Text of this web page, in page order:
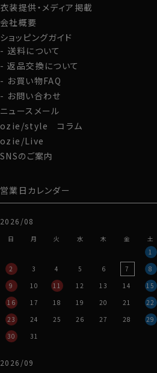
◆ZQメリノとは？
ZQメリノは、
ル。
世界の羊毛生産量の1%未満しか認
REDA ACTIVEの下げ札にも「ZQ認
います。
衣装提供・メディア掲載
会社概要
ショッピングガイド
送料について
返品交換について
お買い物FAQ
お問い合わせ
ニュースメール
ozie/style コラム
ozie/Live
SNSのご案内
営業日カレンダー
2026/08
日 月 火 水 木 金
土
1
2
3 4 5 6 7
8
9
10 11 12 13 14
15
16
17 18 19 20 21
22
23
24 25 26 27 28
29
30
31
2026/09